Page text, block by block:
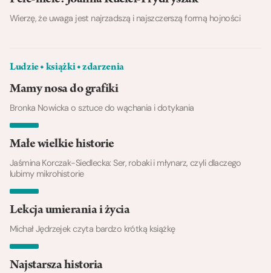
Wierzę, że uwaga jest najrzadszą i najszczerszą formą hojności
Ludzie ◆ książki ◆ zdarzenia
Mamy nosa do grafiki
Bronka Nowicka o sztuce do wąchania i dotykania
Małe wielkie historie
Jaśmina Korczak-Siedlecka: Ser, robaki i młynarz, czyli dlaczego
lubimy mikrohistorie
Lekcja umierania i życia
Michał Jędrzejek czyta bardzo krótką książkę
Najstarsza historia